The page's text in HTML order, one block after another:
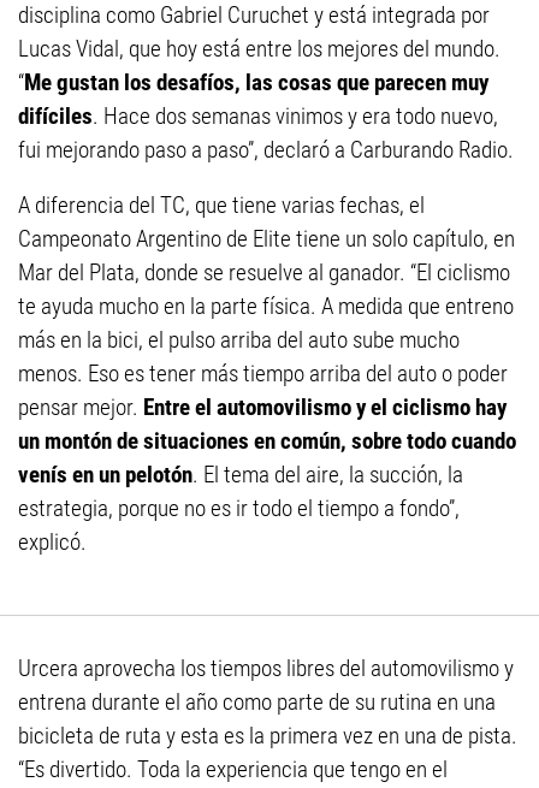
disciplina como Gabriel Curuchet y está integrada por
Lucas Vidal, que hoy está entre los mejores del mundo.
“Me gustan los desafíos, las cosas que parecen muy
difíciles. Hace dos semanas vinimos y era todo nuevo,
fui mejorando paso a paso”, declaró a Carburando Radio.
A diferencia del TC, que tiene varias fechas, el
Campeonato Argentino de Elite tiene un solo capítulo, en
Mar del Plata, donde se resuelve al ganador. “El ciclismo
te ayuda mucho en la parte física. A medida que entreno
más en la bici, el pulso arriba del auto sube mucho
menos. Eso es tener más tiempo arriba del auto o poder
pensar mejor. Entre el automovilismo y el ciclismo hay
un montón de situaciones en común, sobre todo cuando
venís en un pelotón. El tema del aire, la succión, la
estrategia, porque no es ir todo el tiempo a fondo”,
explicó.
Urcera aprovecha los tiempos libres del automovilismo y
entrena durante el año como parte de su rutina en una
bicicleta de ruta y esta es la primera vez en una de pista.
“Es divertido. Toda la experiencia que tengo en el